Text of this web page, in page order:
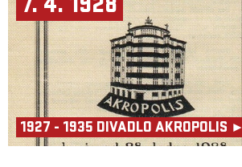
7. 4. 1928
1927 - 1935 DIVADLO AKROPOLIS ►